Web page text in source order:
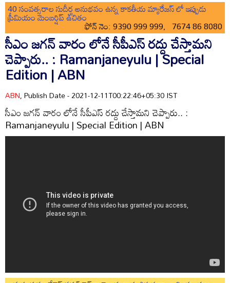
40 సంవత్సరాల సుదీర్ఘ అనుభవం ఉన్న కాకతీయ మ్యారేజస్ లో ఇప్పుడు
ప్రీమియం మెంబర్షిప్ ఉచితం
ఫోన్ నెం: 9390 999 999, 7674 86 8080
సీఎం జగన్ వారం లోనే సీపీఎస్ రద్దు చేస్తామని
చెప్పారు.. : Ramanjaneyulu | Special
Edition | ABN
ABN, Publish Date - 2021-12-11T00:22:46+05:30 IST
సీఎం జగన్ వారం లోనే సీపీఎస్ రద్దు చేస్తామని చెప్పారు.. :
Ramanjaneyulu | Special Edition | ABN